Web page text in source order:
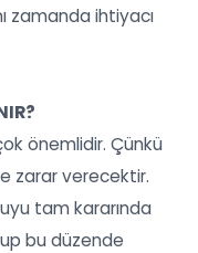
zamanda ihtiyacı
önemlidir. Çünkü
zarar verecektir.
tam kararında
bu düzende